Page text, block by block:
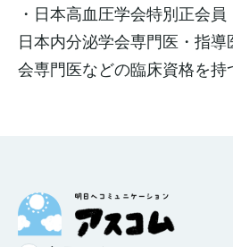
・日本高血圧学会特別正会員
日本内分泌学会専門医・指
会専門医などの臨床資格を持